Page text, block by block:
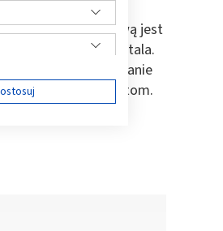
Sprawą podstawową jest
do szpitala.
Niezbędne jest podanie
specjalistom.